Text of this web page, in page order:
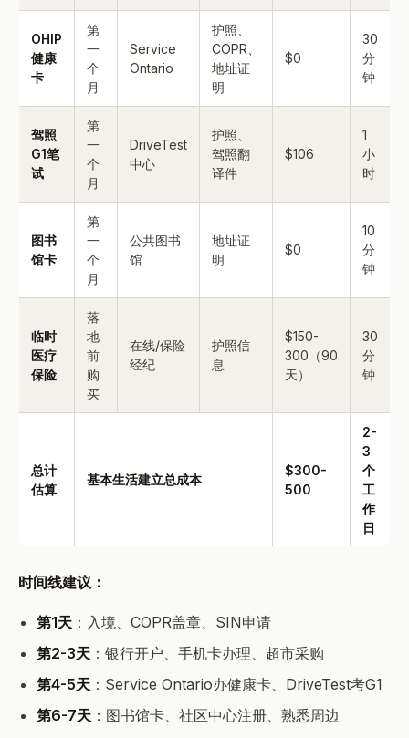
OHIP
健康
卡
第
一
个
月
Service
Ontario
护照、
COPR、
地址证
明
$0
30
分
钟
驾照
G1笔
试
第
一
个
月
DriveTest
中心
护照、
驾照翻
译件
$106
1
小
时
图书
馆卡
第
一
个
月
公共图书
馆
地址证
明
$0
10
分
钟
临时
医疗
保险
落
地
前
购
买
在线/保险
经纪
护照信
息
$150-
300（90
天）
30
分
钟
总计
估算
基本生活建立总成本
$300-
500
2-
3
个
工
作
日
时间线建议：
第1天 ：入境、COPR盖章、SIN申请
第2-3天 ：银行开户、手机卡办理、超市采购
第4-5天 ：Service Ontario办健康卡、DriveTest考G1
第6-7天 ：图书馆卡、社区中心注册、熟悉周边